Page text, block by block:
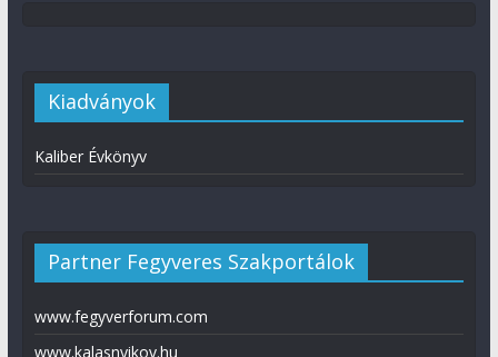
Kiadványok
Kaliber Évkönyv
Partner Fegyveres Szakportálok
www.fegyverforum.com
www.kalasnyikov.hu